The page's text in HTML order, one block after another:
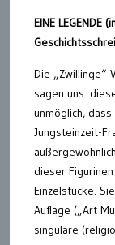
EINE
Die „Zwillinge“
sagen uns:
unmöglich,
Jungsteinzeit-
dieser
Einzelstücke.
Auflage („Art
singuläre